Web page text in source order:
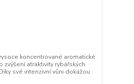
koncentrované aromatické
zvýšení atraktivity rybářských
své intenzivní vůni dokážou